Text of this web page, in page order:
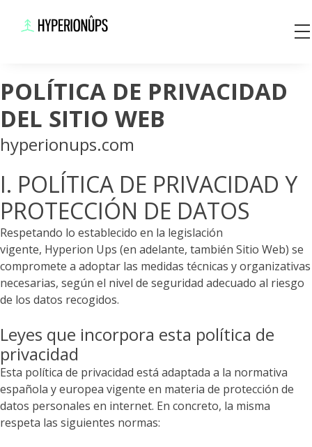
POLÍTICA DE PRIVACIDAD
DEL SITIO WEB
hyperionups.com
I. POLÍTICA DE PRIVACIDAD Y
PROTECCIÓN DE DATOS
Respetando lo establecido en la legislación
vigente, Hyperion Ups (en adelante, también Sitio Web) se
compromete a adoptar las medidas técnicas y organizativas
necesarias, según el nivel de seguridad adecuado al riesgo
de los datos recogidos.
Leyes que incorpora esta política de
privacidad
Esta política de privacidad está adaptada a la normativa
española y europea vigente en materia de protección de
datos personales en internet. En concreto, la misma
respeta las siguientes normas: